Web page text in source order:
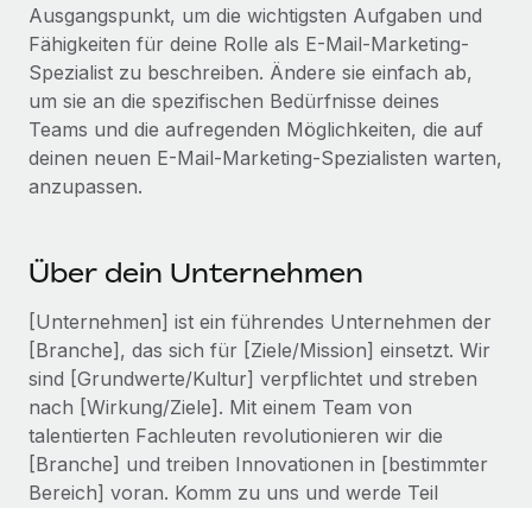
Integrationen
Prozessoptimierung mit unverzichtbaren Business-
Tools
DIENSTLEISTUNGEN
Frag unsere Expert:innen
Background-Checks
Compliance Watchtower
Lückenlose Compliance
Geräteverwaltung
Globale Bereitstellung und Verfolgung von IT-
Geräten
Flexible Einbettung von Global-HR-Funktionen in deine
Plattform
Partner werden
Entdecke die Möglichkeiten einer Partnerschaft
Remote Build
Demnächst verfügbar
FALLSTUDIEN
So hat der KI-Vorreiter Weaviate sein Team mit
Remote um 120 % vergrößert
Weaviate auf einen Blick Weaviate entwickelt KI-basierte
Open-Source-Infrastrukturen. Das...
Mehr erfahren
Webinare
Events
Informationen zu Gehältern und Qualifikationen
Hol dir Unterstützung
Alle Ressourcen anzeigen
BLOG
Globale Payroll
EOR und PEO
中文（简体）
Ausgangspunkt, um die wichtigsten Aufgaben und
Fähigkeiten für deine Rolle als E-Mail-Marketing-
Spezialist zu beschreiben. Ändere sie einfach ab,
um sie an die spezifischen Bedürfnisse deines
Teams und die aufregenden Möglichkeiten, die auf
deinen neuen E-Mail-Marketing-Spezialisten warten,
anzupassen.
Über dein Unternehmen
[Unternehmen] ist ein führendes Unternehmen der
[Branche], das sich für [Ziele/Mission] einsetzt. Wir
sind [Grundwerte/Kultur] verpflichtet und streben
nach [Wirkung/Ziele]. Mit einem Team von
talentierten Fachleuten revolutionieren wir die
[Branche] und treiben Innovationen in [bestimmter
Bereich] voran. Komm zu uns und werde Teil